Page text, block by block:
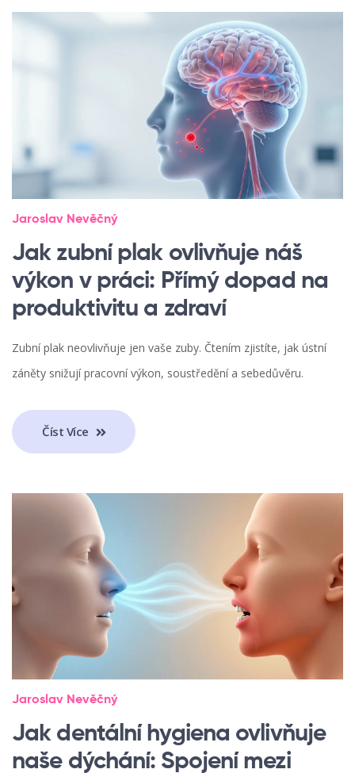
Jaroslav Nevěčný
Jak zubní plak ovlivňuje náš
výkon v práci: Přímý dopad na
produktivitu a zdraví
Zubní plak neovlivňuje jen vaše zuby. Čtením zjistíte, jak ústní
záněty snižují pracovní výkon, soustředění a sebedůvěru.
Číst Více
Jaroslav Nevěčný
Jak dentální hygiena ovlivňuje
naše dýchání: Spojení mezi